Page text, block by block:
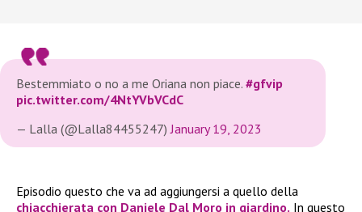
Bestemmiato o no a me Oriana non piace. #gfvip
pic.twitter.com/4NtYVbVCdC
— Lalla (@Lalla84455247)January 19, 2023
Episodio questo che va ad aggiungersi a quello della
chiacchierata con Daniele Dal Moro in giardino. In questo